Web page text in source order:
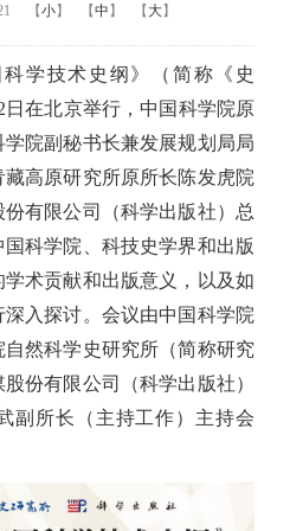
【小】 【中】 【大】
科学技术史纲》（简称《史
日在北京举行，中国科学院原
院副秘书长兼发展规划局局
高原研究所原所长陈发虎院
有限公司（科学出版社）总
科学院、科技史学界和出版
术贡献和出版意义，以及如
入探讨。会议由中国科学院
然科学史研究所（简称研究
份有限公司（科学出版社）
副所长（主持工作）主持会